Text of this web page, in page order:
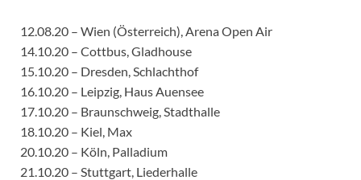
12.08.20 – Wien (Österreich), Arena Open Air
14.10.20 – Cottbus, Gladhouse
15.10.20 – Dresden, Schlachthof
16.10.20 – Leipzig, Haus Auensee
17.10.20 – Braunschweig, Stadthalle
18.10.20 – Kiel, Max
20.10.20 – Köln, Palladium
21.10.20 – Stuttgart, Liederhalle